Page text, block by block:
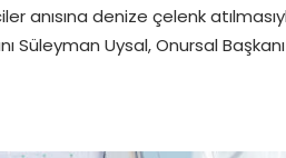
anısına denize çelenk
Uysal, Onursal